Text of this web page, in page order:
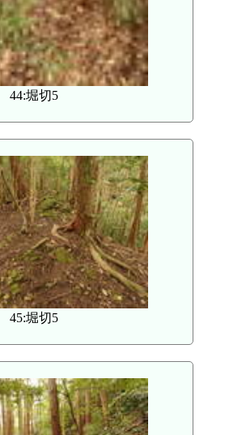
44:堀切5
45:堀切5